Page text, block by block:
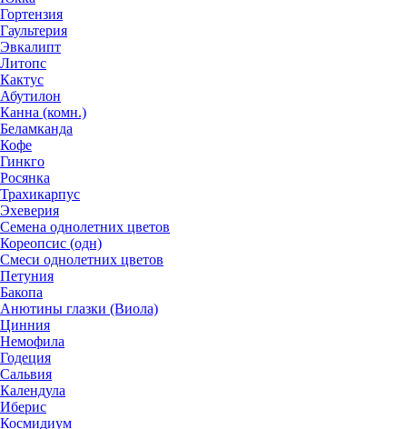
Гортензия
Гаультерия
Эвкалипт
Литопс
Кактус
Абутилон
Канна (комн.)
Беламканда
Кофе
Гинкго
Росянка
Трахикарпус
Эхеверия
Семена однолетних цветов
Кореопсис (одн)
Смеси однолетних цветов
Петуния
Бакопа
Анютины глазки (Виола)
Цинния
Немофила
Годеция
Сальвия
Календула
Иберис
Космидиум